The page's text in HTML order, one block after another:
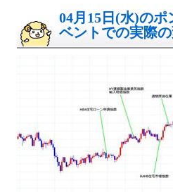
04月15日(水)の
ベントでの実際